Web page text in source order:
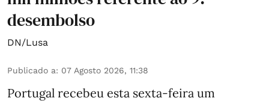
desembolso
DN/Lusa
Publicado a: 07 Agosto 2026, 11:38
Portugal recebeu esta sexta-feira um